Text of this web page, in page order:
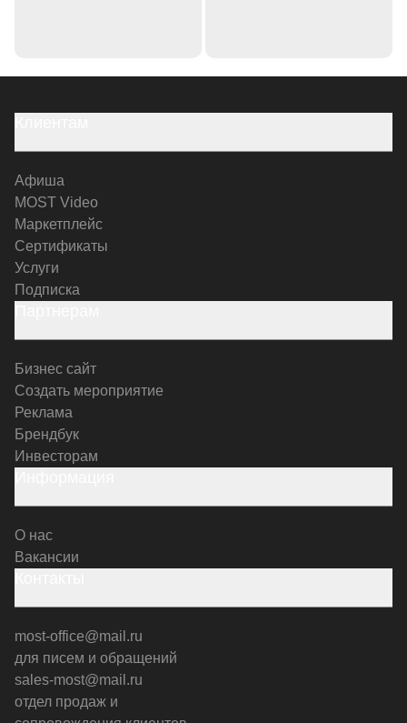
Афиша
MOST Video
Маркетплейс
Сертификаты
Услуги
Подписка
Бизнес сайт
Создать мероприятие
Реклама
Брендбук
Инвесторам
О нас
Вакансии
most-office@mail.ru
для писем и обращений
sales-most@mail.ru
отдел продаж и